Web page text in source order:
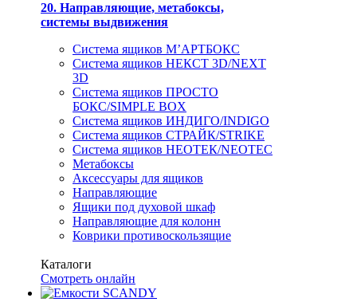
20. Направляющие, метабоксы,
системы выдвижения
Система ящиков М’АРТБОКС
Система ящиков НЕКСТ 3D/NEXT
3D
Система ящиков ПРОСТО
БОКС/SIMPLE BOX
Система ящиков ИНДИГО/INDIGO
Система ящиков СТРАЙК/STRIKE
Система ящиков НЕОТЕК/NEOTEC
Метабоксы
Аксессуары для ящиков
Направляющие
Ящики под духовой шкаф
Направляющие для колонн
Коврики противоскользящие
Каталоги
Смотреть онлайн